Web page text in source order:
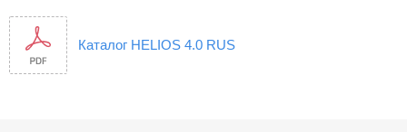
Каталог HELIOS 4.0 RUS